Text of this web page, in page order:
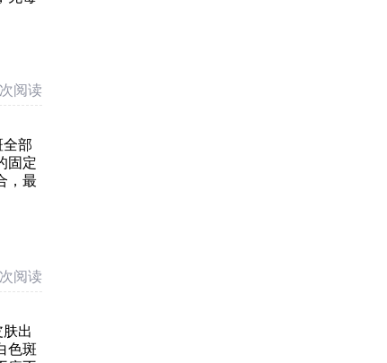
阅读
全部
固定
，最
阅读
出
色斑